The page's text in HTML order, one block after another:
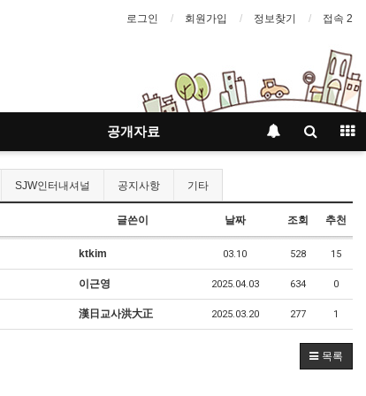
로그인 회원가입 정보찾기 접속 2
공개자료
SJW인터내셔널 공지사항 기타
글쓴이 날짜 조회 추천
ktkim 03.10 528 15
이근영 2025.04.03 634 0
漢日교사洪大正 2025.03.20 277 1
목록